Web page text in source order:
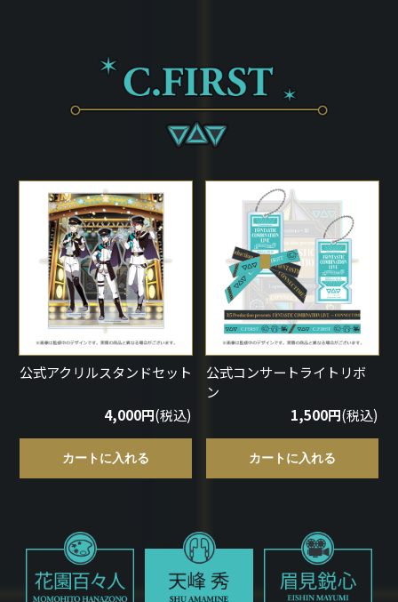
公式アクリルスタンドセット
4,000円(税込)
カートに入れる
公式コンサートライトリボ
ン
1,500円(税込)
カートに入れる